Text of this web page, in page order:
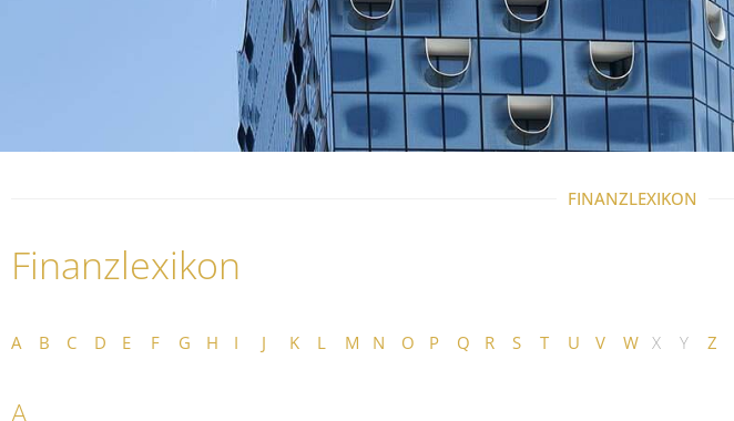
FINANZLEXIKON
Finanzlexikon
A B C D E F G H I J K L M N O P Q R S T U V W X Y Z
A